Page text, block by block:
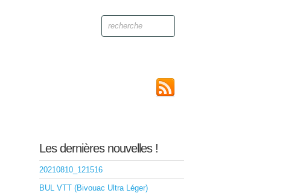
Les dernières nouvelles !
20210810_121516
BUL VTT (Bivouac Ultra Léger)